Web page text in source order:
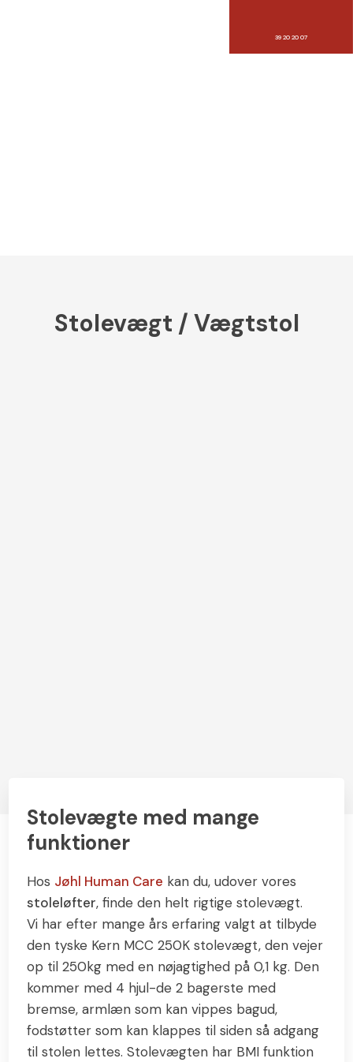
39 20 20 07
Stolevægt / Vægtstol
Stolevægte med mange
funktioner
Hos Jøhl Human Care kan du, udover vores
stoleløfter, finde den helt rigtige stolevægt.
Vi har efter mange års erfaring valgt at tilbyde
den tyske Kern MCC 250K stolevægt, den vejer
op til 250kg med en nøjagtighed på 0,1 kg. Den
kommer med 4 hjul-de 2 bagerste med
bremse, armlæn som kan vippes bagud,
fodstøtter som kan klappes til siden så adgang
til stolen lettes. Stolevægten har BMI funktion